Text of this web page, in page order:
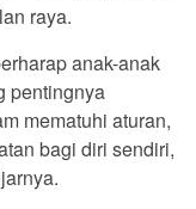
raya.
anak-anak
pentingnya
mematuhi aturan,
bagi diri sendiri,